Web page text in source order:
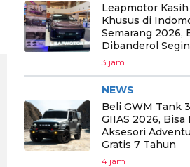
Leapmotor
Khusus di
Semarang 2026,
Dibanderol
3 jam
NEWS
Beli GWM Tank
GIIAS 2026,
Aksesori
Gratis 7 Tahun
4 jam